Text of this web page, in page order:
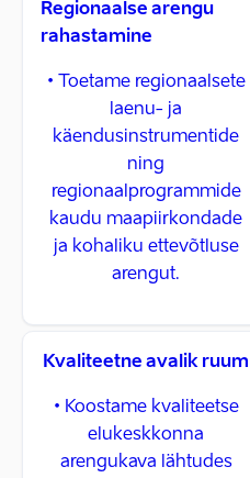
Regionaalse arengu
rahastamine
• Toetame regionaalsete
laenu- ja
käendusinstrumentide
ning
regionaalprogrammide
kaudu maapiirkondade
ja kohaliku ettevõtluse
arengut.
Kvaliteetne avalik ruum
• Koostame kvaliteetse
elukeskkonna
arengukava lähtudes